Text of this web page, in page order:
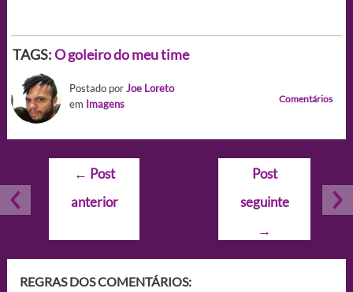
TAGS:O goleiro do meu time
Postado porJoe Loreto
em Imagens Comentários
Navegação
Post
← Post
anterior
Post
seguinte
→
REGRAS DOS COMENTÁRIOS: